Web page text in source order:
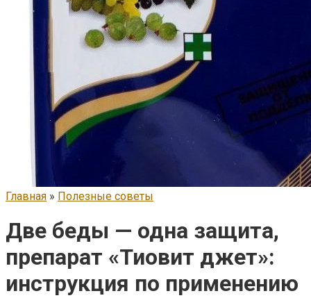
Главная » Полезные советы
Две беды — одна защита,
препарат «Тиовит джет»:
инструкция по применению